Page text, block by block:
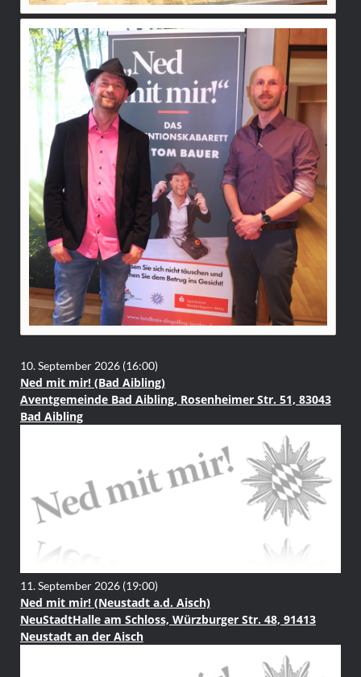
10. September 2026 (16:00)
Ned mit mir! (Bad Aibling)
Aventgemeinde Bad Aibling, Rosenheimer Str. 51, 83043
Bad Aibling
11. September 2026 (19:00)
Ned mit mir! (Neustadt a.d. Aisch)
NeuStadtHalle am Schloss, Würzburger Str. 48, 91413
Neustadt an der Aisch